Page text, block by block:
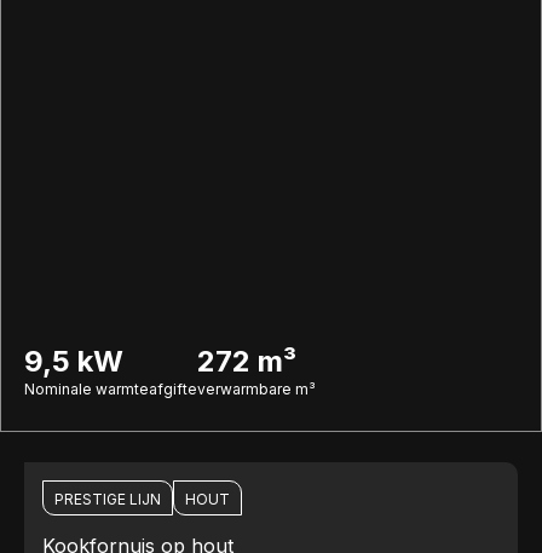
9,5 kW
Nominale warmteafgifte
272 m³
verwarmbare m³
PRESTIGE LIJN HOUT
Kookfornuis op hout